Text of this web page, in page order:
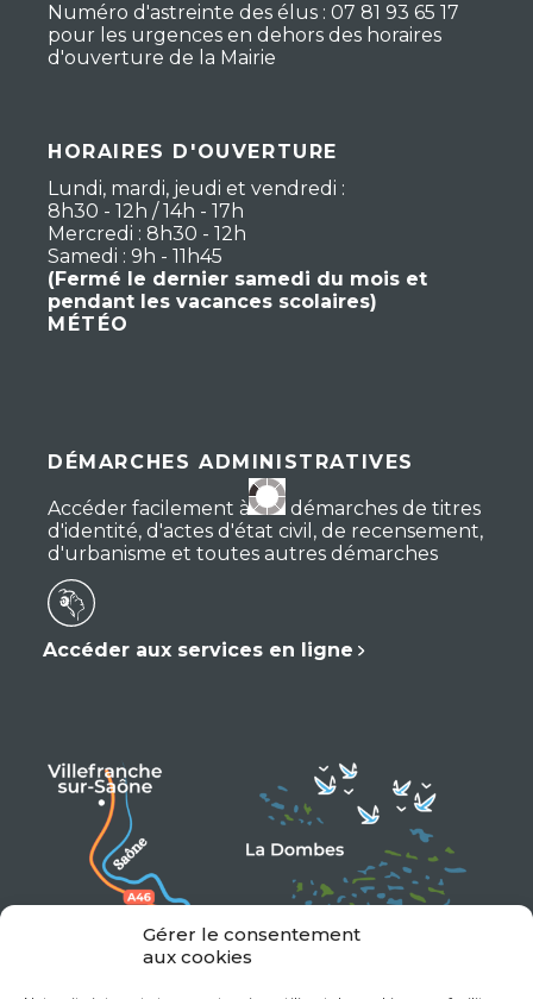
Gérer le consentement
aux cookies
Numéro d'astreinte des élus : 07 81 93 65 17
pour les urgences en dehors des horaires
d'ouverture de la Mairie
HORAIRES D'OUVERTURE
Lundi, mardi, jeudi et vendredi :
8h30 - 12h / 14h - 17h
Mercredi : 8h30 - 12h
Samedi : 9h - 11h45
(Fermé le dernier samedi du mois et
pendant les vacances scolaires)
MÉTÉO
DÉMARCHES ADMINISTRATIVES
Accéder facilement à vos démarches de titres
d'identité, d'actes d'état civil, de recensement,
d'urbanisme et toutes autres démarches
Accéder aux services en ligne